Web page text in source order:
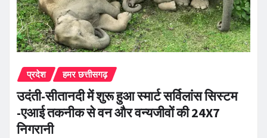
प्रदेश हमर छत्तीसगढ़
उदंती-सीतानदी में शुरू हुआ स्मार्ट सर्विलांस सिस्टम
-एआई तकनीक से वन और वन्यजीवों की 24X7
निगरानी